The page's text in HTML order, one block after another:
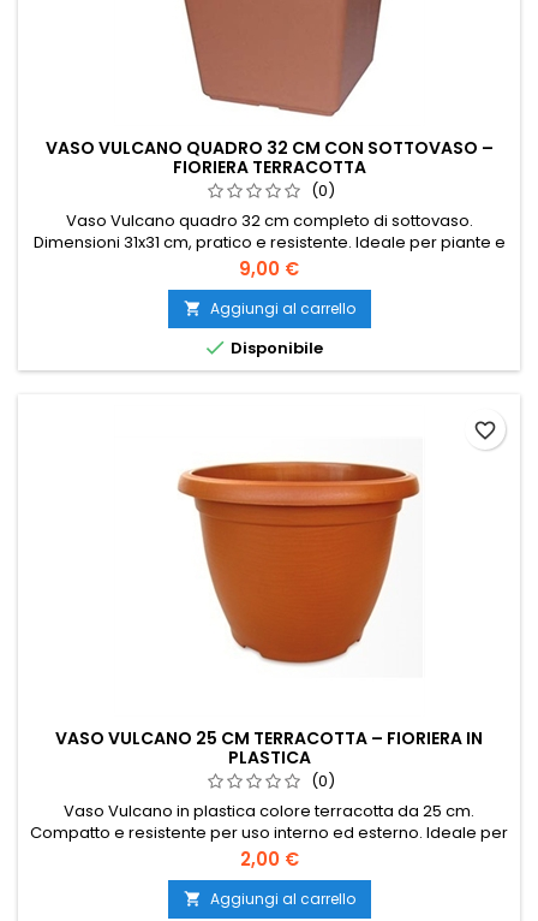
VASO VULCANO QUADRO 32 CM CON SOTTOVASO –
FIORIERA TERRACOTTA
(0)
Vaso Vulcano quadro 32 cm completo di sottovaso.
Dimensioni 31x31 cm, pratico e resistente. Ideale per piante e
fiori da interno ed esterno. Perfetto per balcone, terrazzo e
giardino.
Prezzo
9,00 €
 Aggiungi al carrello
 Disponibile
VASO VULCANO 25 CM TERRACOTTA – FIORIERA IN
PLASTICA
(0)
Vaso Vulcano in plastica colore terracotta da 25 cm.
Compatto e resistente per uso interno ed esterno. Ideale per
piante e fiori. Perfetto per balcone e piccoli spazi.
Prezzo
2,00 €
 Aggiungi al carrello
favorite_border